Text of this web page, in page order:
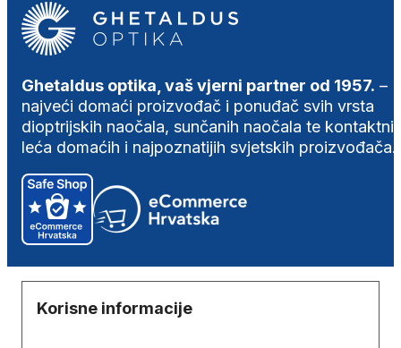
Ghetaldus optika, vaš vjerni partner od 1957. –
najveći domaći proizvođač i ponuđač svih vrsta
dioptrijskih naočala, sunčanih naočala te
leća domaćih i najpoznatijih svjetskih proizvođača.
Korisne informacije